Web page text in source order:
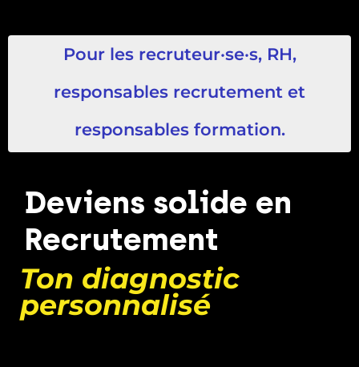
Pour les recruteur·se·s, RH,
responsables recrutement et
responsables formation.
Deviens solide en
Recrutement
Ton diagnostic
personnalisé